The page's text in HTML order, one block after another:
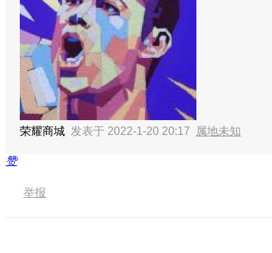
荣耀商城 发表于 2022-1-20 20:17 属地未知
赞
举报